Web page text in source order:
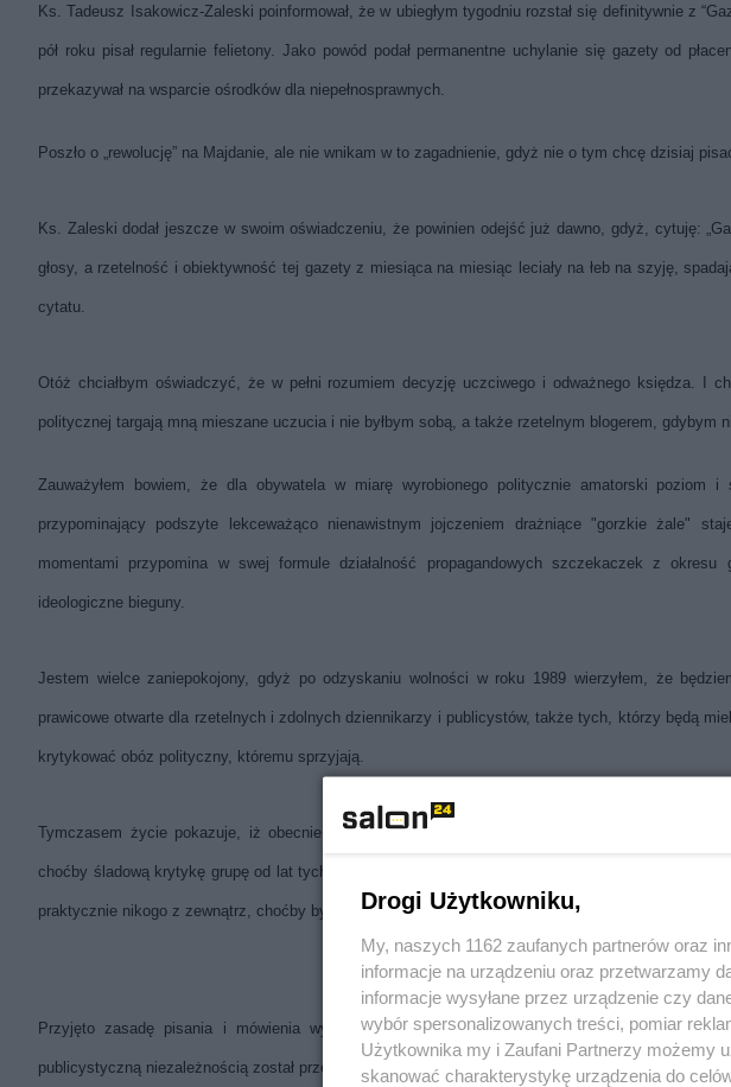
Ks. Tadeusz Isakowicz-Zaleski poinformował, że w ubiegłym tygodniu rozstał się definitywnie z
pół roku pisał regularnie felietony. Jako powód podał permanentne uchylanie się gazety od
przekazywał na wsparcie ośrodków dla niepełnosprawnych.
Poszło o „rewolucję” na Majdanie, ale nie wnikam w to zagadnienie, gdyż nie o tym chcę dzisiaj
Ks. Zaleski dodał jeszcze w swoim oświadczeniu, że powinien odejść już dawno, gdyż, cytuję:
głosy, a rzetelność i obiektywność tej gazety z miesiąca na miesiąc leciały na łeb na szyję,
cytatu.
Otóż chciałbym oświadczyć, że w pełni rozumiem decyzję uczciwego i odważnego księdza. I
politycznej targają mną mieszane uczucia i nie byłbym sobą, a także rzetelnym blogerem, gdybym
Zauważyłem bowiem, że dla obywatela w miarę wyrobionego politycznie amatorski
przypominający podszyte lekceważąco nienawistnym jojczeniem drażniące "gorzkie żale"
momentami przypomina w swej formule działalność propagandowych szczekaczek z
ideologiczne bieguny.
Jestem wielce zaniepokojony, gdyż po odzyskaniu wolności w roku 1989 wierzyłem, że
prawicowe otwarte dla rzetelnych i zdolnych dziennikarzy i publicystów, także tych, którzy będą
krytykować obóz polityczny, któremu sprzyjają.
Tymczasem życie pokazuje, iż obecnie tak zwane „media prawicowe” zogniskowane wokół
choćby śladową krytykę grupę od lat tych samych dziennikarzy i publicystów, którzy utworzyli
praktycznie nikogo z zewnątrz, choćby był nie wiem jak zdolnym żurnalistą.
Reklama
Przyjęto zasadę pisania i mówienia wyłącznie po tak zwanej linii partii, a jak się niedawno
publicystyczną niezależnością został przez „swoich” zlinczowany i jak się to brzydko mówi
Drogi Użytkowniku,
My, naszych 1162 zaufanych partnerów oraz
informacje na urządzeniu oraz przetwarzamy
informacje wysyłane przez urządzenie czy
wybór spersonalizowanych treści, pomiar
Użytkownika my i Zaufani Partnerzy możemy
skanować charakterystykę urządzenia do